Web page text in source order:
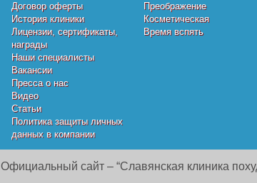
Договор оферты
История клиники
Лицензии, сертификаты,
награды
Наши специалисты
Вакансии
Пресса о нас
Видео
Статьи
Политика защиты личных
данных в компании
Преображение
Косметическая
Время вспять
Официальный сайт – “Славянская клиника